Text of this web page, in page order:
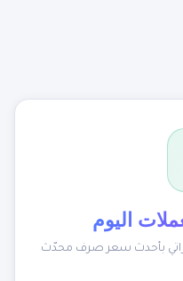
اليوم
بأحدث سعر صرف محدّث